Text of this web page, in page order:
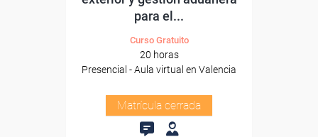
para el...
Curso Gratuito
20 horas
Presencial - Aula virtual en Valencia
Matrícula cerrada